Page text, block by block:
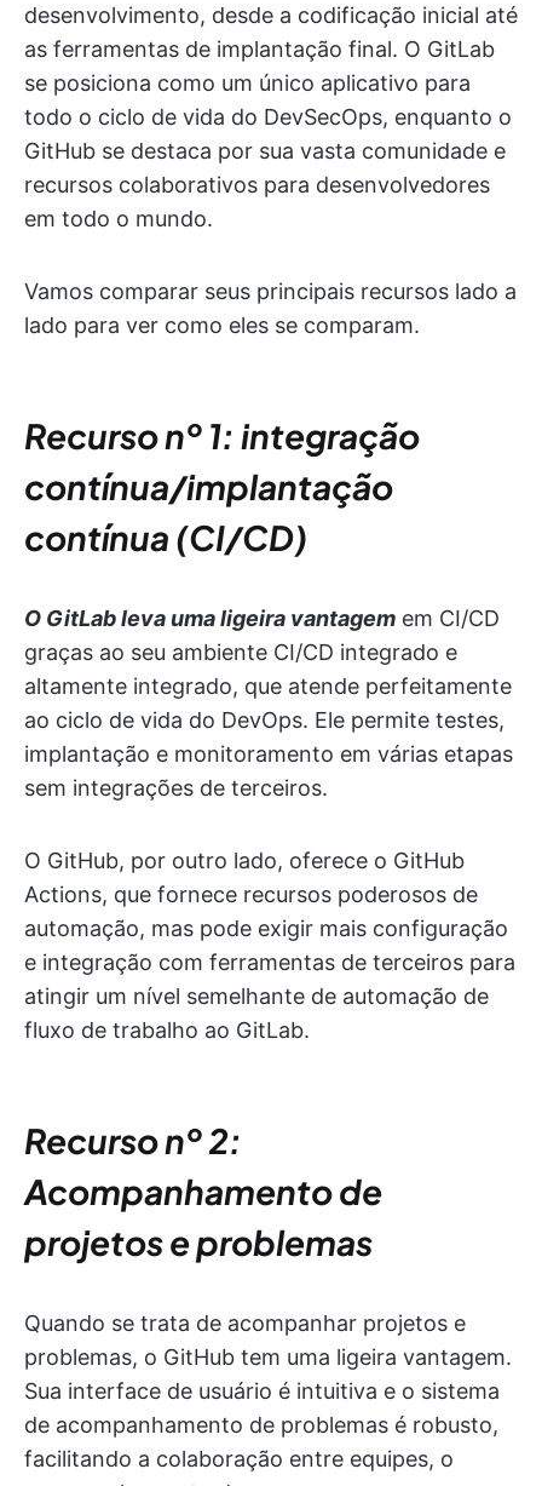
desenvolvimento, desde a codificação inicial até
as ferramentas de implantação final. O GitLab
se posiciona como um único aplicativo para
todo o ciclo de vida do DevSecOps, enquanto o
GitHub se destaca por sua vasta comunidade e
recursos colaborativos para desenvolvedores
em todo o mundo.
Vamos comparar seus principais recursos lado a
lado para ver como eles se comparam.
Recurso nº 1: integração
contínua/implantação
contínua (CI/CD)
O GitLab leva uma ligeira vantagem em CI/CD
graças ao seu ambiente CI/CD integrado e
altamente integrado, que atende perfeitamente
ao ciclo de vida do DevOps. Ele permite testes,
implantação e monitoramento em várias etapas
sem integrações de terceiros.
O GitHub, por outro lado, oferece o GitHub
Actions, que fornece recursos poderosos de
automação, mas pode exigir mais configuração
e integração com ferramentas de terceiros para
atingir um nível semelhante de automação de
fluxo de trabalho ao GitLab.
Recurso nº 2:
Acompanhamento de
projetos e problemas
Quando se trata de acompanhar projetos e
problemas, o GitHub tem uma ligeira vantagem.
Sua interface de usuário é intuitiva e o sistema
de acompanhamento de problemas é robusto,
facilitando a colaboração entre equipes, o